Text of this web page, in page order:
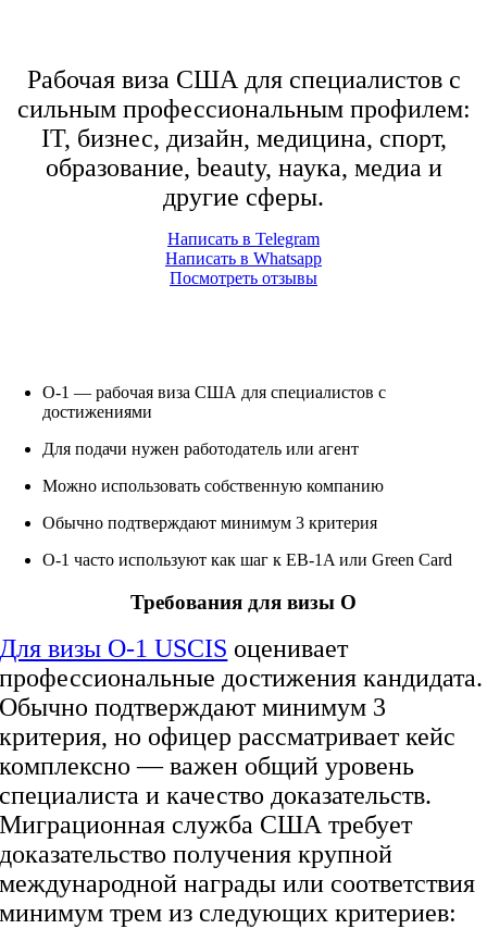
Рабочая виза США для специалистов с
сильным профессиональным профилем:
IT, бизнес, дизайн, медицина, спорт,
образование, beauty, наука, медиа и
другие сферы.
Написать в Telegram
Написать в Whatsapp
Посмотреть отзывы
O-1 — рабочая виза США для специалистов с
достижениями
Для подачи нужен работодатель или агент
Можно использовать собственную компанию
Обычно подтверждают минимум 3 критерия
O-1 часто используют как шаг к EB-1A или Green Card
Требования для визы О
Для визы O-1 USCIS оценивает
профессиональные достижения кандидата.
Обычно подтверждают минимум 3
критерия, но офицер рассматривает кейс
комплексно — важен общий уровень
специалиста и качество доказательств.
Миграционная служба США требует
доказательство получения крупной
международной награды или соответствия
минимум трем из следующих критериев: